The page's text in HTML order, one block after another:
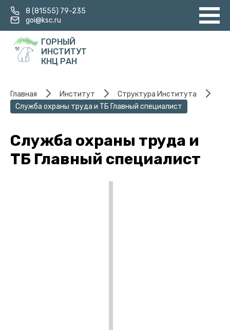
8 (81555) 79-235
goi@ksc.ru
ГОРНЫЙ
ИНСТИТУТ
КНЦ РАН
Главная Институт
Структура Института
Служба охраны труда и ТБ Главный специалист
Служба охраны труда и
ТБ Главный специалист